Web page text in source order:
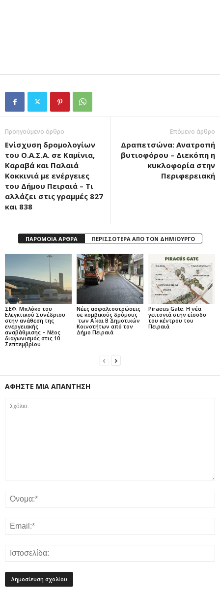
Προηγούμενο άρθρο
Ενίσχυση δρομολογίων
του Ο.Α.Σ.Α. σε Καμίνια,
Καραβά και Παλαιά
Κοκκινιά με ενέργειες
του Δήμου Πειραιά – Τι
αλλάζει στις γραμμές 827
και 838
Επόμενο άρθρο
Δραπετσώνα: Ανατροπή
βυτιοφόρου – Διεκόπη η
κυκλοφορία στην
Περιφερειακή
ΠΑΡΟΜΟΙΑ ΑΡΘΡΑ ΠΕΡΙΣΣΟΤΕΡΑ ΑΠΟ ΤΟΝ ΔΗΜΙΟΥΡΓΟ
ΣΕΦ: Μπλόκο του
Ελεγκτικού Συνέδριου
στην ανάθεση της
ενεργειακής
αναβάθμισης – Νέος
διαγωνισμός στις 10
Σεπτεμβρίου
Νέες ασφαλτοστρώσεις
σε κομβικούς δρόμους
των Α΄ και Β΄ Δημοτικών
Κοινοτήτων από τον
Δήμο Πειραιά
Piraeus Gate: Η νέα
γειτονιά στην είσοδο
του κέντρου του
Πειραιά
ΑΦΗΣΤΕ ΜΙΑ ΑΠΑΝΤΗΣΗ